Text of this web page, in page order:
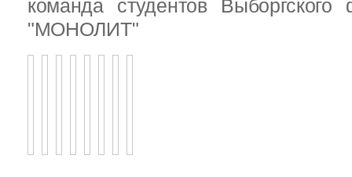
команда студентов
"МОНОЛИТ"